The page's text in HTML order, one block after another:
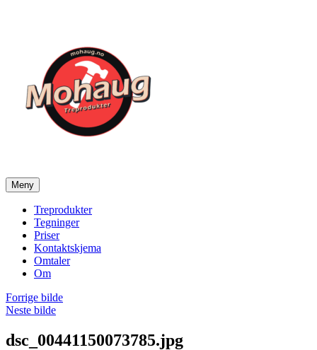
Mohaug Treprodukter
Salg av tegninger og treprodukter
Meny
Treprodukter
Tegninger
Priser
Kontaktskjema
Omtaler
Om
Forrige bilde
Neste bilde
dsc_00441150073785.jpg